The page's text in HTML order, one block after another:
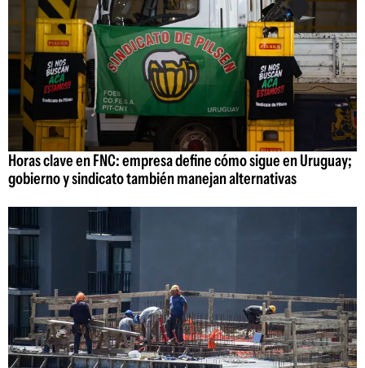
Horas clave en FNC: empresa define cómo sigue en Uruguay;
gobierno y sindicato también manejan alternativas